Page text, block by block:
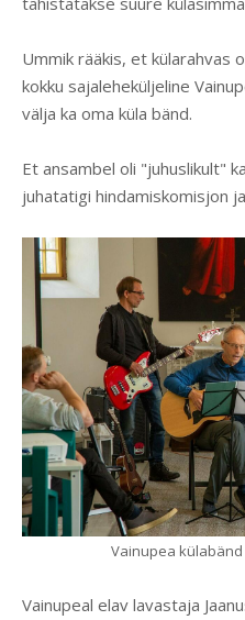
Ummik rääkis, et külarahvas
kokku sajaleheküljeline
välja ka oma küla bänd.
Et ansambel oli "juhuslikult"
juhatatigi hindamiskomisjon
Vainupea
Vainupeal elav lavastaja